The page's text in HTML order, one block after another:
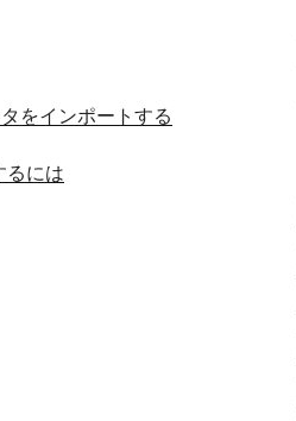
をインポートする
るには